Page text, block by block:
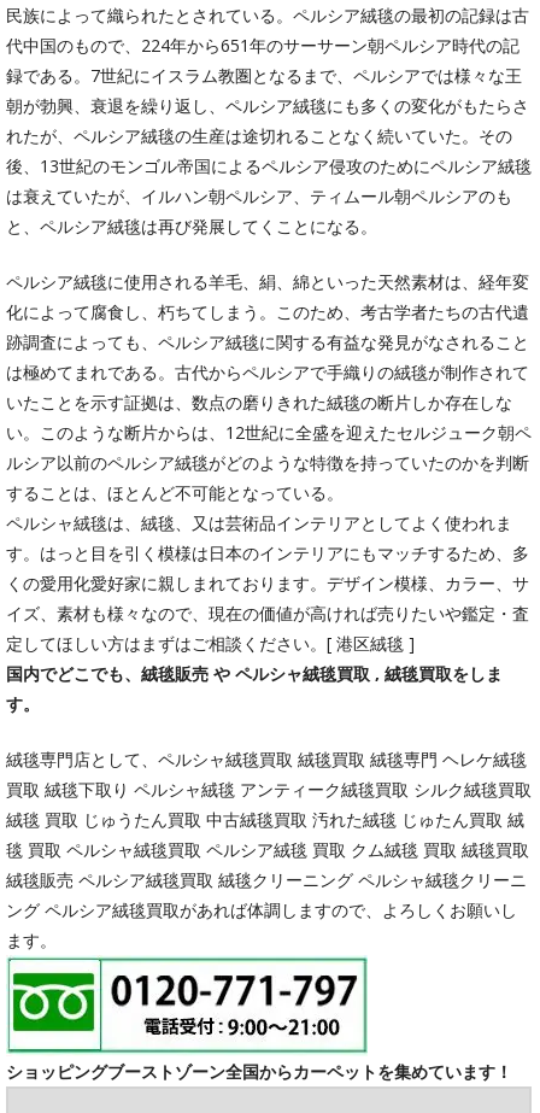
民族によって織られたとされている。ペルシア絨毯の最初の記録は古
代中国のもので、224年から651年のサーサーン朝ペルシア時代の記
録である。7世紀にイスラム教圏となるまで、ペルシアでは様々な王
朝が勃興、衰退を繰り返し、ペルシア絨毯にも多くの変化がもたらさ
れたが、ペルシア絨毯の生産は途切れることなく続いていた。その
後、13世紀のモンゴル帝国によるペルシア侵攻のためにペルシア絨毯
は衰えていたが、イルハン朝ペルシア、ティムール朝ペルシアのも
と、ペルシア絨毯は再び発展してくことになる。
ペルシア絨毯に使用される羊毛、絹、綿といった天然素材は、経年変
化によって腐食し、朽ちてしまう。このため、考古学者たちの古代遺
跡調査によっても、ペルシア絨毯に関する有益な発見がなされること
は極めてまれである。古代からペルシアで手織りの絨毯が制作されて
いたことを示す証拠は、数点の磨りきれた絨毯の断片しか存在しな
い。このような断片からは、12世紀に全盛を迎えたセルジューク朝ペ
ルシア以前のペルシア絨毯がどのような特徴を持っていたのかを判断
することは、ほとんど不可能となっている。
ペルシャ絨毯は、絨毯、又は芸術品インテリアとしてよく使われま
す。はっと目を引く模様は日本のインテリアにもマッチするため、多
くの愛用化愛好家に親しまれております。デザイン模様、カラー、サ
イズ、素材も様々なので、現在の価値が高ければ売りたいや鑑定・査
定してほしい方はまずはご相談ください。[ 港区絨毯 ]
国内でどこでも、絨毯販売 や ペルシャ絨毯買取 , 絨毯買取をしま
す。
絨毯専門店として、ペルシャ絨毯買取 絨毯買取 絨毯専門 ヘレケ絨毯
買取 絨毯下取り ペルシャ絨毯 アンティーク絨毯買取 シルク絨毯買取
絨毯 買取 じゅうたん買取 中古絨毯買取 汚れた絨毯 じゅたん買取 絨
毯 買取 ペルシャ絨毯買取 ペルシア絨毯 買取 クム絨毯 買取 絨毯買取
絨毯販売 ペルシア絨毯買取 絨毯クリーニング ペルシャ絨毯クリーニ
ング ペルシア絨毯買取があれば体調しますので、よろしくお願いし
ます。
ショッピングブーストゾーン全国からカーペットを集めています！